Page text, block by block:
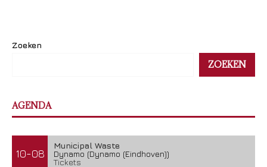
Zoeken
ZOEKEN
AGENDA
10-08
Municipal Waste
Dynamo (Dynamo (Eindhoven))
Tickets